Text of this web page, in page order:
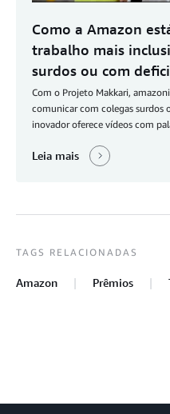
Como a Amazon
trabalho mais
surdos ou com
Com o Projeto Makkari,
comunicar com colegas surdos
inovador oferece vídeos com
Leia mais
TAGS RELACIONADAS
Amazon Prêmios